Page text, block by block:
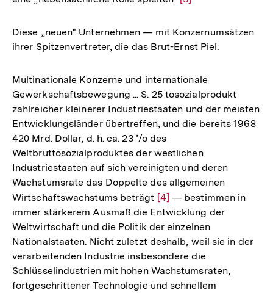
der
Fußnote
Diese „neuen" Unternehmen — mit Konzernumsätzen
ihrer Spitzenvertreter, die das Brut-Ernst Piel:
Multinationale Konzerne und internationale
Gewerkschaftsbewegung ... S. 25 tosozialprodukt
zahlreicher kleinerer Industriestaaten und der meisten
Entwicklungsländer übertreffen, und die bereits 1968
420 Mrd. Dollar, d. h. ca. 23 ’/o des
Weltbruttosozialproduktes der westlichen
Industriestaaten auf sich vereinigten und deren
Wachstumsrate das Doppelte des allgemeinen
Wirtschaftswachstums beträgt Zur
Auflösung
der
Fußnote
[4] — bestimmen in
immer stärkerem Ausmaß die Entwicklung der
Weltwirtschaft und die Politik der einzelnen
Nationalstaaten. Nicht zuletzt deshalb, weil sie in der
verarbeitenden Industrie insbesondere die
Schlüsselindustrien mit hohen Wachstumsraten,
fortgeschrittener Technologie und schnellem